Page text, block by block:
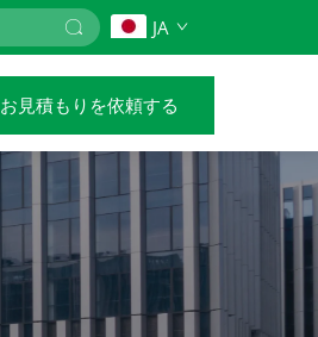
JA
お見積もりを依頼する